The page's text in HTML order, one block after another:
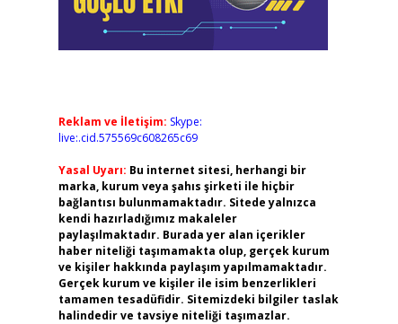
Reklam ve İletişim: Skype:
live:.cid.575569c608265c69
Yasal Uyarı: Bu internet sitesi, herhangi bir
marka, kurum veya şahıs şirketi ile hiçbir
bağlantısı bulunmamaktadır. Sitede yalnızca
kendi hazırladığımız makaleler
paylaşılmaktadır. Burada yer alan içerikler
haber niteliği taşımamakta olup, gerçek kurum
ve kişiler hakkında paylaşım yapılmamaktadır.
Gerçek kurum ve kişiler ile isim benzerlikleri
tamamen tesadüfidir. Sitemizdeki bilgiler taslak
halindedir ve tavsiye niteliği taşımazlar.